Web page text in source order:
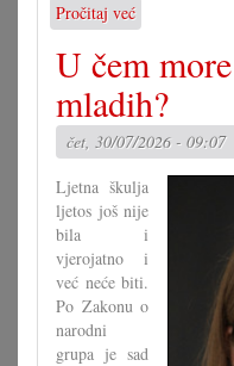
Pročitaj već
3.
tamburaški
kemp
s
koncertom
u
Pagu
U čem
mladih?
čet, 30/07/2026 - 09:07
Ljetna škulja
ljetos još nije
bila i
vjerojatno i
već neće biti.
Po Zakonu o
narodni
grupa je sad